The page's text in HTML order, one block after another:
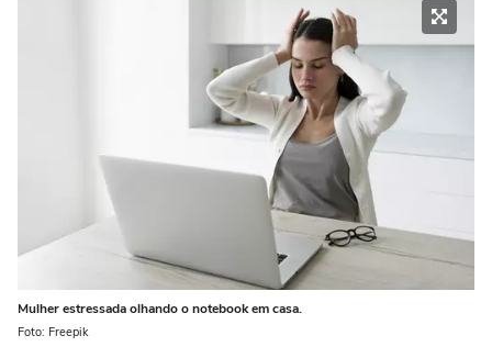
Mulher estressada olhando o notebook em casa.
Foto: Freepik